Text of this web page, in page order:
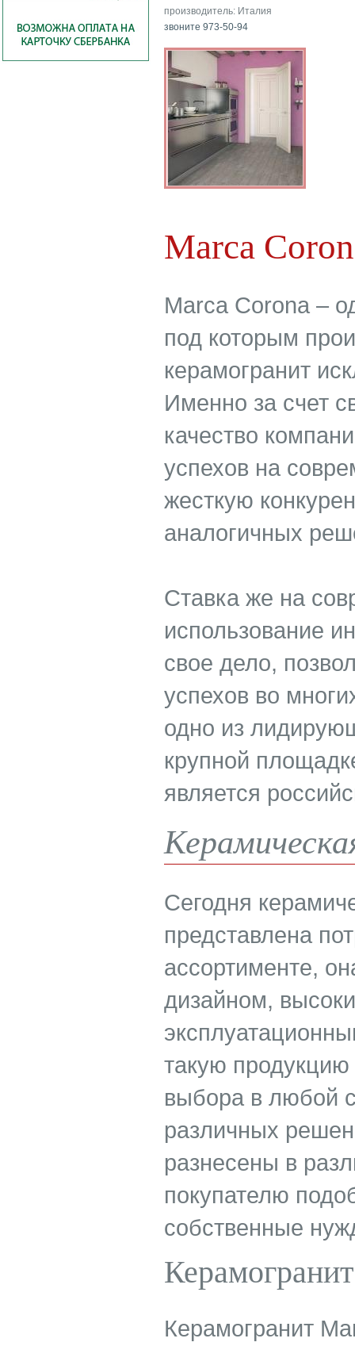
производитель: Италия
звоните 973-50-94
Marca
Marca Corona –
под которым
керамогранит
Именно за счет
качество
успехов на
жесткую
аналогичных
Ставка же на
использование
свое дело,
успехов во
одно из
крупной
является
Сегодня
представлена
ассортименте,
дизайном,
такую
выбора в любой
различных
разнесены в
покупателю
собственные
Керамогранит